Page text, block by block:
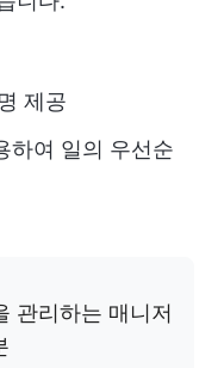
제공
하여 일의 우선순
관리하는 매니저